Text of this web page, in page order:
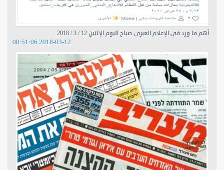
أهم ما ورد في الإعلام العبري صباح اليوم الإثنين 12 / 3 / 2018
2018-03-12 08:51:06